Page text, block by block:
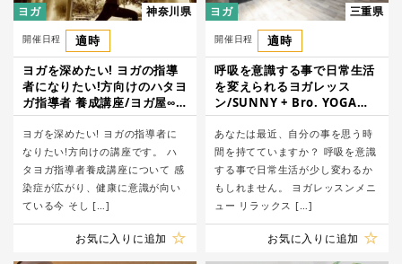
ヨガ 神奈川県
開催日程
適時
ヨガを深めたい! ヨガの指導
者になりたい!方向けのハタヨ
ガ指導者 養成講座/ヨガ屋∞
エイト
ヨガを深めたい! ヨガの指導者に
なりたい!方向けの講座です。 ハ
タヨガ指導者養成講座について 感
染症が広がり、健康に意識が向い
ている今 そし […]
お気に入りに追加
ヨガ 三重県
開催日程
適時
呼吸を意識する事で日常生活
を変えられるヨガレッス
ン/SUNNY + Bro. YOGA
STUDIO
あなたは最近、自分の事を思う時
間を持てていますか？ 呼吸を意識
する事で日常生活が少し変わるか
もしれません。 ヨガレッスンメニ
ュー リラックス […]
お気に入りに追加